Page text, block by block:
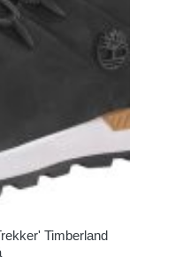
Timberland